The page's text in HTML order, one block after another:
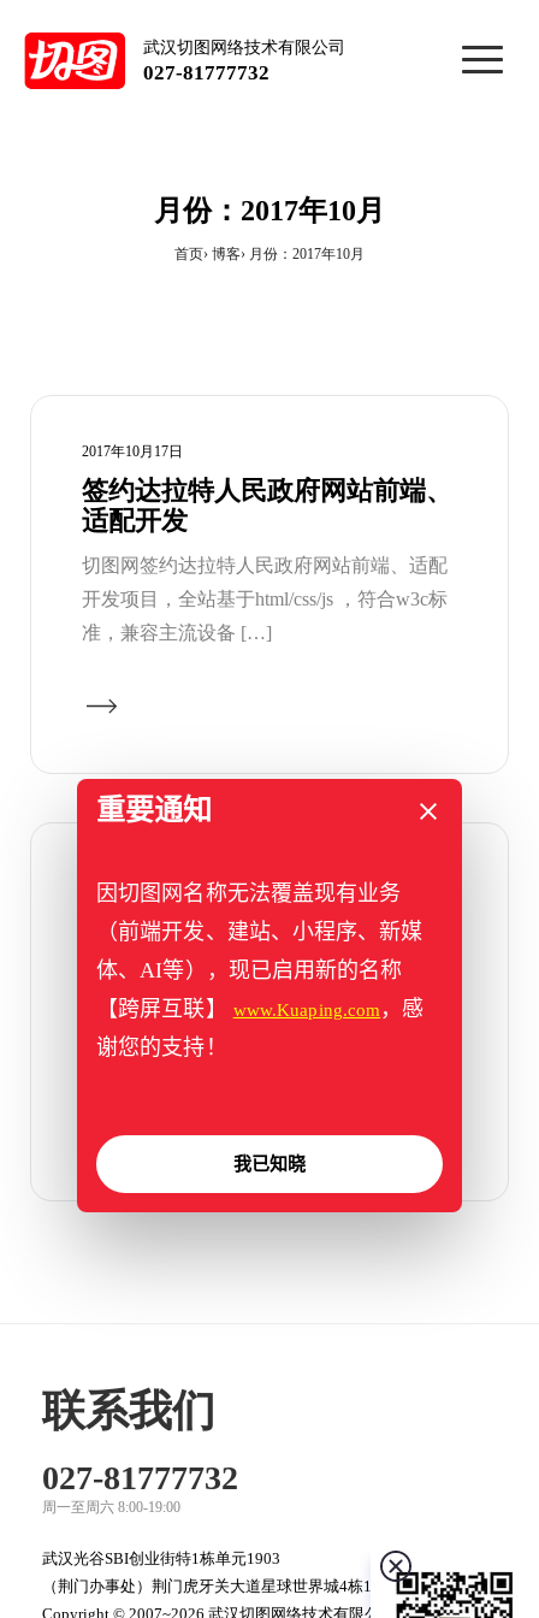
武汉切图网络技术有限公司
027-81777732
月份：2017年10月
首页 博客 月份：2017年10月
2017年10月17日
签约达拉特人民政府网站前端、
适配开发
切图网签约达拉特人民政府网站前端、适配
开发项目，全站基于html/css/js ，符合w3c标
准，兼容主流设备 […]
2017年10月13日
签约彭州政府门网站前端切图、
适配项目
切图网签约彭州市人民政府门户网站前端切
图+网站适配项目 ，切图网提供PSD/Sketch
转html，网站适配等 […]
联系我们
027-81777732
周一至周六 8:00-19:00
武汉光谷SBI创业街特1栋单元1903
（荆门办事处）荆门虎牙关大道星球世界城4栋1060
Copyright © 2007~2026 武汉切图网络技术有限公司 版权所有，
重要通知
因切图网名称无法覆盖现有业务
（前端开发、建站、小程序、新媒
体、AI等），现已启用新的名称
【跨屏互联】
www.Kuaping.com ，感
谢您的支持！
我已知晓